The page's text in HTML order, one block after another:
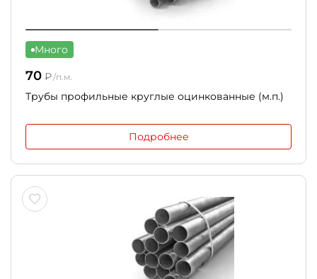
Много
70 ₽/п.м.
Трубы профильные круглые оцинкованные (м.п.)
Подробнее